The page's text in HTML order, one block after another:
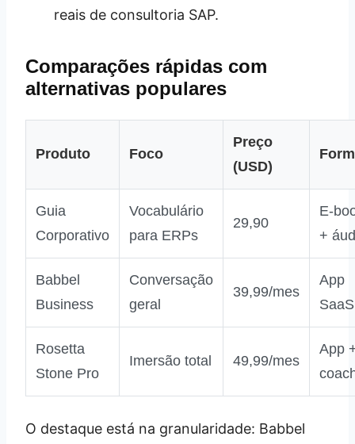
reais de consultoria SAP.
Comparações rápidas com
alternativas populares
Produto Foco
Preço
(USD)
Guia
Corporativo
Vocabulário
para ERPs
29,90
+
Babbel
Business
Conversação
geral
39,99/mes
App
SaaS
Rosetta
Stone Pro
Imersão total 49,99/mes
App
O destaque está na granularidade: Babbel